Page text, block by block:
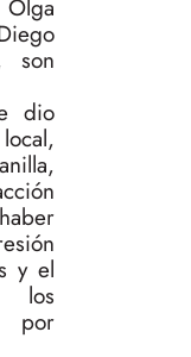
son
dio
y el
los
por